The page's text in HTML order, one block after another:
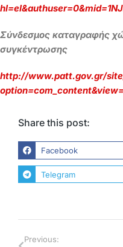
Σύνδεσμος καταγραφής
συγκέντρωσης
http://www.patt.gov.gr/
Share this post:
Facebook
Telegram
Previous: